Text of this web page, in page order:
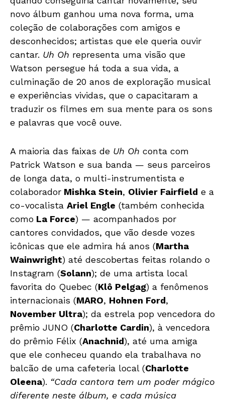
novo álbum ganhou uma nova forma, uma
coleção de colaborações com amigos e
desconhecidos; artistas que ele queria ouvir
cantar. Uh Oh representa uma visão que
Watson persegue há toda a sua vida, a
culminação de 20 anos de exploração musical
e experiências vividas, que o capacitaram a
traduzir os filmes em sua mente para os sons
e palavras que você ouve.
A maioria das faixas de Uh Oh conta com
Patrick Watson e sua banda — seus parceiros
de longa data, o multi-instrumentista e
colaborador Mishka Stein, Olivier Fairfield e a
co-vocalista Ariel Engle (também conhecida
como La Force) — acompanhados por
cantores convidados, que vão desde vozes
icônicas que ele admira há anos (Martha
Wainwright) até descobertas feitas rolando o
Instagram (Solann); de uma artista local
favorita do Quebec (Klô Pelgag) a fenômenos
internacionais (MARO, Hohnen Ford,
November Ultra); da estrela pop vencedora do
prêmio JUNO (Charlotte Cardin), à vencedora
do prêmio Félix (Anachnid), até uma amiga
que ele conheceu quando ela trabalhava no
balcão de uma cafeteria local (Charlotte
Oleena). “Cada cantora tem um poder mágico
diferente neste álbum, e cada música